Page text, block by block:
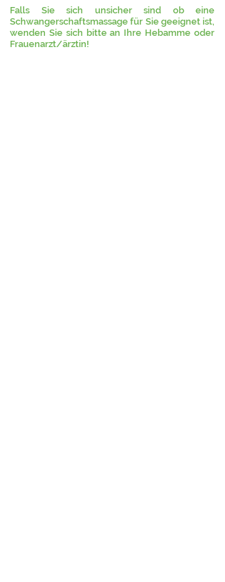
Falls Sie sich unsicher sind ob eine
Schwangerschaftsmassage für Sie geeignet ist,
wenden Sie sich bitte an Ihre Hebamme oder
Frauenarzt/ärztin!